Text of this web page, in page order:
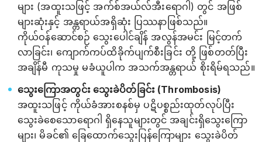
များ (အထူးသဖြင့် အက်စ်အယ်လ်အီးရောဂါ) တွင် အဖြစ်
များဆုံးနှင့် အန္တရာယ်အရှိဆုံး ပြဿနာဖြစ်သည်။
ကိုယ်ဝန်ဆောင်စဉ် သွေးပေါင်ချိန် အလွန်အမင်း မြင့်တက်
လာခြင်း၊ ကျောက်ကပ်ထိခိုက်ပျက်စီးခြင်း တို့ ဖြစ်တတ်ပြီး
အချိန်မီ ကုသမှု မခံယူပါက အသက်အန္တရာယ် စိုးရိမ်ရသည်။
သွေးကြောအတွင်း သွေးခဲပိတ်ခြင်း (Thrombosis)
အထူးသဖြင့် ကိုယ်ခံအားစနစ်မှ ပဋိပစ္စည်းထုတ်လုပ်ပြီး
သွေးခဲစေသော‌ရောဂါ ရှိနေသူများတွင် အချင်းရှိသွေးကြော
များ၊ မိခင်၏ ခြေထောက်သွေးပြန်ကြောများ သွေးခဲပိတ်